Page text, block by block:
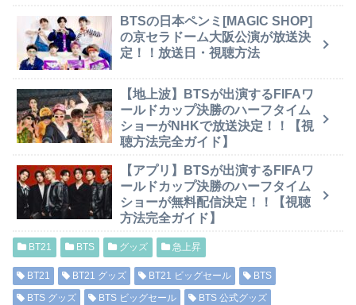
BTSの日本ペンミ[MAGIC SHOP]
の京セラドーム大阪公演が放送決
定！！放送日・視聴方法
【地上波】BTSが出演するFIFAワ
ールドカップ決勝のハーフタイム
ショーがNHKで放送決定！！【視
聴方法完全ガイド】
【アプリ】BTSが出演するFIFAワ
ールドカップ決勝のハーフタイム
ショーが無料配信決定！！【視聴
方法完全ガイド】
BT21 BTS グッズ 急上昇
BT21 BT21 グッズ BT21 ビッグセール
BTS
BTS グッズ
BTS ビッグセール BTS 公式グッズ